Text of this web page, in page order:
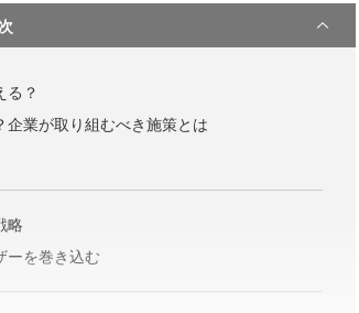
る？
業が取り組むべき施策とは
略
ーを巻き込む